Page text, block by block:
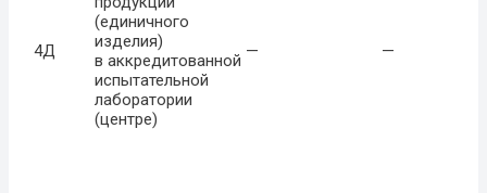
4Д
(единичного
изделия)
в аккредитованной
испытательной
лаборатории
(центре)
— —